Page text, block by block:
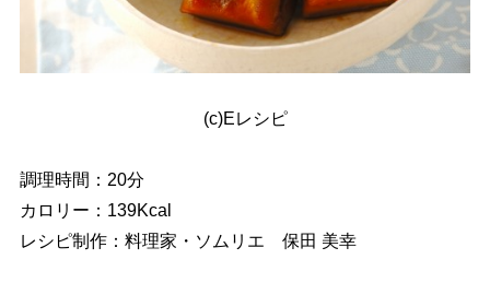
(c)Eレシピ
調理時間：20分
カロリー：139Kcal
レシピ制作：料理家・ソムリエ 保田 美幸